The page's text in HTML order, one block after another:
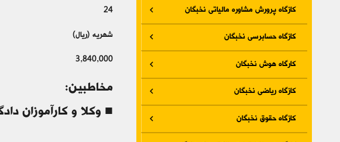
کازگاه پرورش مشاوره مالیاتی نخبگان
کازگاه حسابرسی نخبگان
کارگاه هوش نخبگان
کازگاه ریاضی نخبگان
کازگاه حقوق نخبگان
24
شهریه (ریال)
3,840,000
مخاطبین:
■ وکلا و کارآموزان